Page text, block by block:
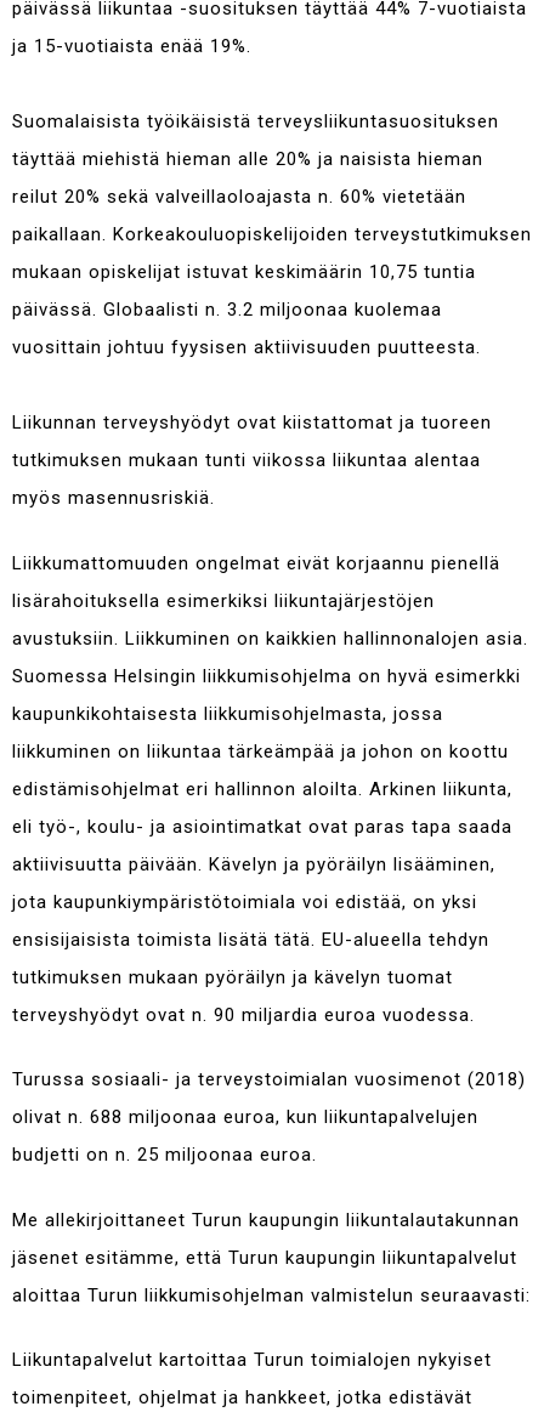
päivässä liikuntaa -suosituksen täyttää 44% 7-vuotiaista
ja 15-vuotiaista enää 19%.
Suomalaisista työikäisistä terveysliikuntasuosituksen
täyttää miehistä hieman alle 20% ja naisista hieman
reilut 20% sekä valveillaoloajasta n. 60% vietetään
paikallaan. Korkeakouluopiskelijoiden terveystutkimuksen
mukaan opiskelijat istuvat keskimäärin 10,75 tuntia
päivässä. Globaalisti n. 3.2 miljoonaa kuolemaa
vuosittain johtuu fyysisen aktiivisuuden puutteesta.
Liikunnan terveyshyödyt ovat kiistattomat ja tuoreen
tutkimuksen mukaan tunti viikossa liikuntaa alentaa
myös masennusriskiä.
Liikkumattomuuden ongelmat eivät korjaannu pienellä
lisärahoituksella esimerkiksi liikuntajärjestöjen
avustuksiin. Liikkuminen on kaikkien hallinnonalojen asia.
Suomessa Helsingin liikkumisohjelma on hyvä esimerkki
kaupunkikohtaisesta liikkumisohjelmasta, jossa
liikkuminen on liikuntaa tärkeämpää ja johon on koottu
edistämisohjelmat eri hallinnon aloilta. Arkinen liikunta,
eli työ-, koulu- ja asiointimatkat ovat paras tapa saada
aktiivisuutta päivään. Kävelyn ja pyöräilyn lisääminen,
jota kaupunkiympäristötoimiala voi edistää, on yksi
ensisijaisista toimista lisätä tätä. EU-alueella tehdyn
tutkimuksen mukaan pyöräilyn ja kävelyn tuomat
terveyshyödyt ovat n. 90 miljardia euroa vuodessa.
Turussa sosiaali- ja terveystoimialan vuosimenot (2018)
olivat n. 688 miljoonaa euroa, kun liikuntapalvelujen
budjetti on n. 25 miljoonaa euroa.
Me allekirjoittaneet Turun kaupungin liikuntalautakunnan
jäsenet esitämme, että Turun kaupungin liikuntapalvelut
aloittaa Turun liikkumisohjelman valmistelun seuraavasti:
Liikuntapalvelut kartoittaa Turun toimialojen nykyiset
toimenpiteet, ohjelmat ja hankkeet, jotka edistävät